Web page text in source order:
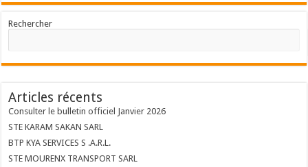
Rechercher
Articles récents
Consulter le bulletin officiel Janvier 2026
STE KARAM SAKAN SARL
BTP KYA SERVICES S .A.R.L.
STE MOURENX TRANSPORT SARL